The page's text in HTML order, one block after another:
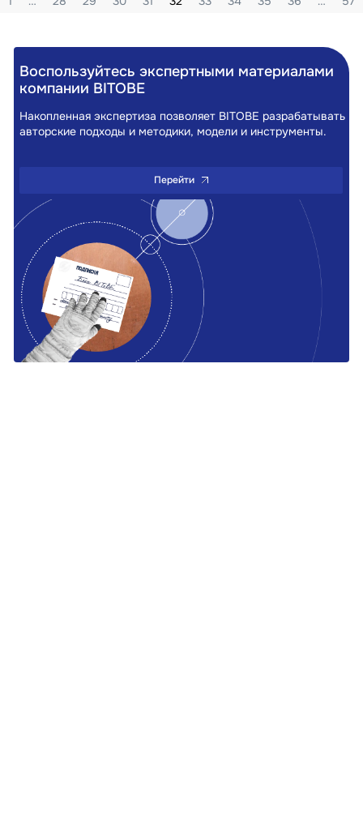
Воспользуйтесь экспертными материалами
компании BITOBE
Накопленная экспертиза позволяет BITOBE разрабатывать
авторские подходы и методики, модели и инструменты.
Перейти